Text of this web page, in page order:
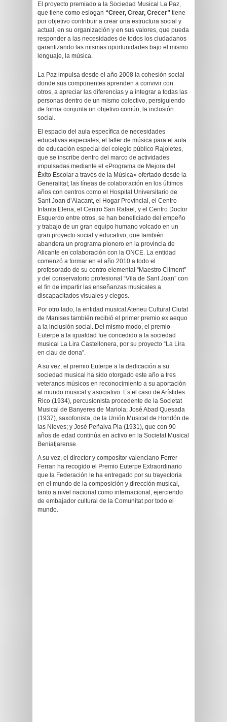
El proyecto premiado a la Sociedad Musical La Paz,
que tiene como eslogan “Creer, Crear, Crecer” tiene
por objetivo contribuir a crear una estructura social y
actual, en su organización y en sus valores, que pueda
responder a las necesidades de todos los ciudadanos
garantizando las mismas oportunidades bajo el mismo
lenguaje, la música.
La Paz impulsa desde el año 2008 la cohesión social
donde sus componentes aprenden a convivir con
otros, a apreciar las diferencias y a integrar a todas las
personas dentro de un mismo colectivo, persiguiendo
de forma conjunta un objetivo común, la inclusión
social.
El espacio del aula específica de necesidades
educativas especiales; el taller de música para el aula
de educación especial del colegio público Rajoletes,
que se inscribe dentro del marco de actividades
impulsadas mediante el «Programa de Mejora del
Éxito Escolar a través de la Música» ofertado desde la
Generalitat; las líneas de colaboración en los últimos
años con centros como el Hospital Universitario de
Sant Joan d’Alacant, el Hogar Provincial, el Centro
Infanta Elena, el Centro San Rafael, y el Centro Doctor
Esquerdo entre otros, se han beneficiado del empeño
y trabajo de un gran equipo humano volcado en un
gran proyecto social y educativo, que también
abandera un programa pionero en la provincia de
Alicante en colaboración con la ONCE. La entidad
comenzó a formar en el año 2010 a todo el
profesorado de su centro elemental “Maestro Climent”
y del conservatorio profesional “Vila de Sant Joan” con
el fin de impartir las enseñanzas musicales a
discapacitados visuales y ciegos.
Por otro lado, la entidad musical Ateneu Cultural Ciutat
de Manises también recibió el primer premio ex aequo
a la inclusión social. Del mismo modo, el premio
Euterpe a la igualdad fue concedido a la sociedad
musical La Lira Castellonera, por su proyecto “La Lira
en clau de dona”.
A su vez, el premio Euterpe a la dedicación a su
sociedad musical ha sido otorgado este año a tres
veteranos músicos en reconocimiento a su aportación
al mundo musical y asociativo. Es el caso de Arístides
Rico (1934), percusionista procedente de la Societat
Musical de Banyeres de Mariola; José Abad Quesada
(1937), saxofonista, de la Unión Musical de Hondón de
las Nieves; y José Peñalva Pla (1931), que con 90
años de edad continúa en activo en la Societat Musical
Beniatjarense.
A su vez, el director y compositor valenciano Ferrer
Ferran ha recogido el Premio Euterpe Extraordinario
que la Federación le ha entregado por su trayectoria
en el mundo de la composición y dirección musical,
tanto a nivel nacional como internacional, ejerciendo
de embajador cultural de la Comunitat por todo el
mundo.